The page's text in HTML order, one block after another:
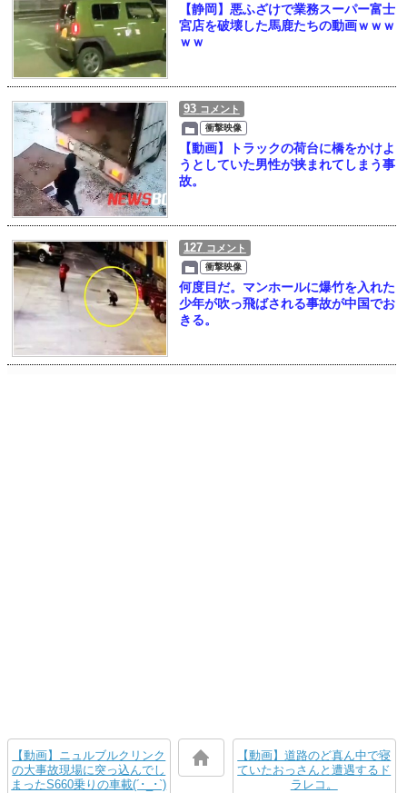
【静岡】悪ふざけで業務スーパー富士
宮店を破壊した馬鹿たちの動画ｗｗｗ
ｗｗ
93 コメント
衝撃映像
【動画】トラックの荷台に橋をかけよ
うとしていた男性が挟まれてしまう事
故。
127 コメント
衝撃映像
何度目だ。マンホールに爆竹を入れた
少年が吹っ飛ばされる事故が中国でお
きる。
【動画】ニュルブルクリンク
の大事故現場に突っ込んでし
まったS660乗りの車載(´･_･`)
【動画】道路のど真ん中で寝
ていたおっさんと遭遇するド
ラレコ。